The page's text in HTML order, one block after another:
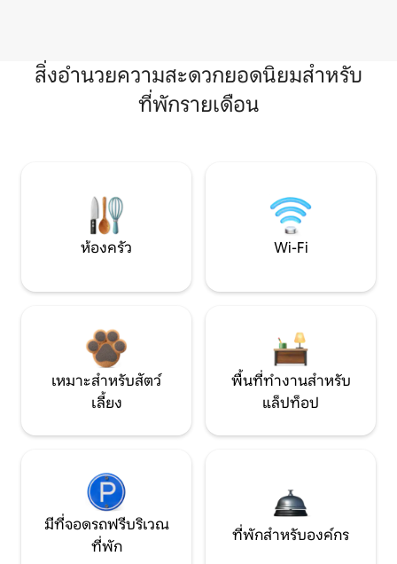
สิ่งอำนวยความสะดวกยอดนิยมสำหรับ
ที่พักรายเดือน
ห้องครัว Wi-Fi
เหมาะสำหรับสัตว์
เลี้ยง
พื้นที่ทำงานสำหรับ
แล็ปท็อป
มีที่จอดรถฟรีบริเวณ
ที่พัก
ที่พักสำหรับองค์กร